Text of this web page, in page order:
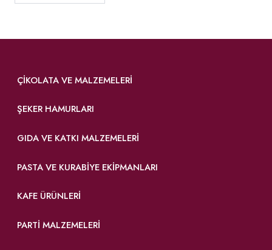
ÇIKOLATA VE MALZEMELERI
ŞEKER HAMURLARI
GIDA VE KATKI MALZEMELERI
PASTA VE KURABIYE EKIPMANLARI
KAFE ÜRÜNLERI
PARTI MALZEMELERI